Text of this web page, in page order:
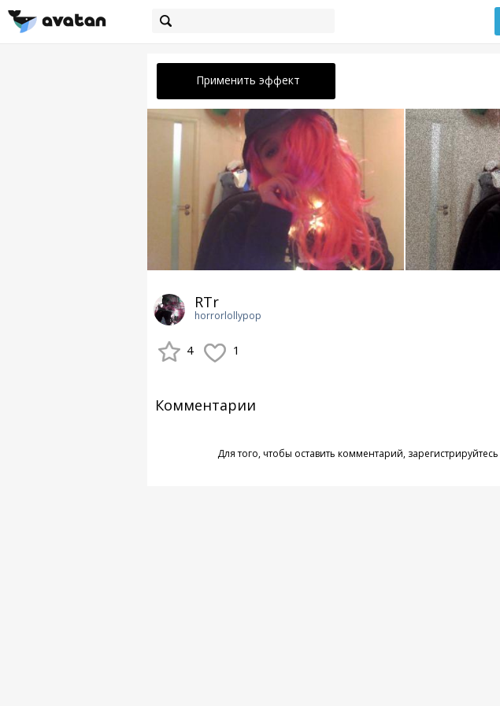
Применить эффект
RTr
horrorlollypop
4 1
Комментарии
Для того, чтобы оставить комментарий, зарегистрируйтесь